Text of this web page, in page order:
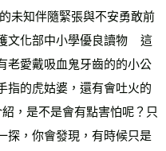
費
免運費
查看運費
查看運費
未知伴隨緊張與不安勇敢前
化部中小學優良讀物    這
老愛戴吸血鬼牙齒的的小公
指的虎姑婆，還有會吐火的
，是不是會有點害怕呢？只
探，你會發現，有時候只是